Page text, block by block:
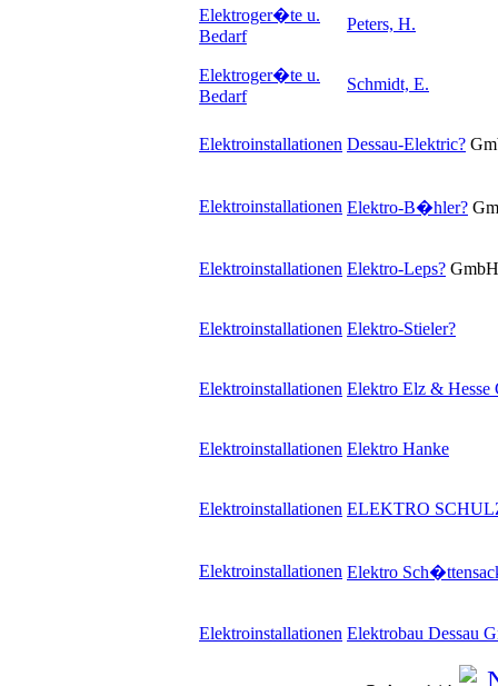
Elektroger�te u.
Bedarf
Peters, H.
Elektroger�te u.
Bedarf
Schmidt, E.
Elektroinstallationen Dessau-Elektric?
Elektroinstallationen Elektro-B�hler?
Elektroinstallationen Elektro-Leps? GmbH
Elektroinstallationen Elektro-Stieler?
Elektroinstallationen Elektro Elz & Hesse
Elektroinstallationen Elektro Hanke
Elektroinstallationen ELEKTRO
Elektroinstallationen Elektro
Elektroinstallationen Elektrobau Dessau